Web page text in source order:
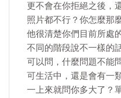
更不會在你拒絕之後，
照片都不行？你怎麼那
他很清楚你們目前所處
不同的階段說不一樣的
可以問，什麼問題不能問
可生活中，還是會有一
一上來就問你多大了？